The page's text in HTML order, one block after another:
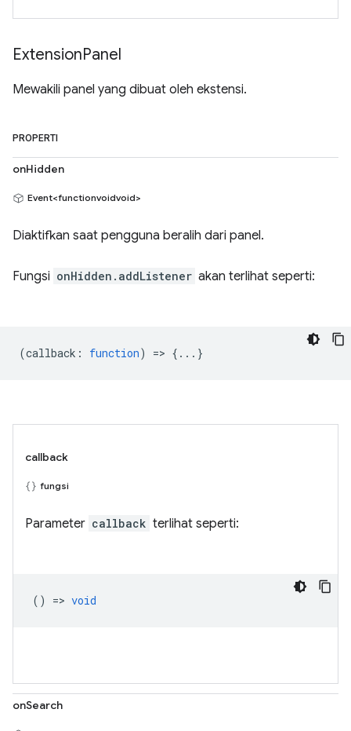
ExtensionPanel
Mewakili panel yang dibuat oleh ekstensi.
PROPERTI
onHidden
Event<functionvoidvoid>
Diaktifkan saat pengguna beralih dari panel.
Fungsi onHidden.addListener akan terlihat seperti:
(callback : function) => {...}
callback
fungsi
Parameter callback terlihat seperti:
() => void
onSearch